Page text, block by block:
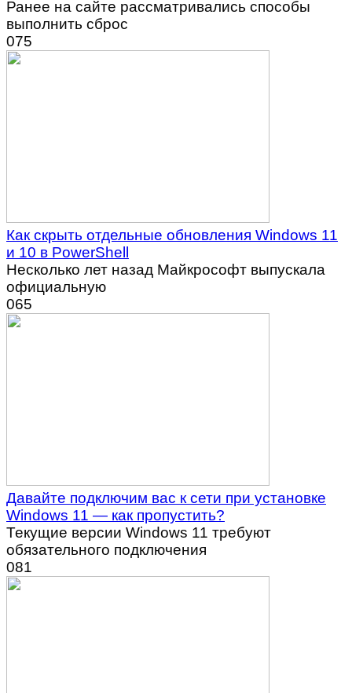
Ранее на сайте рассматривались способы
выполнить сброс
075
Как скрыть отдельные обновления Windows 11
и 10 в PowerShell
Несколько лет назад Майкрософт выпускала
официальную
065
Давайте подключим вас к сети при установке
Windows 11 — как пропустить?
Текущие версии Windows 11 требуют
обязательного подключения
081